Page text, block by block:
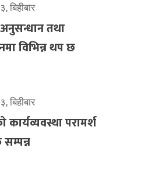
बिहीबार
तथा
विभिन्न थप छ
बिहीबार
कार्यव्यवस्था परामर्श